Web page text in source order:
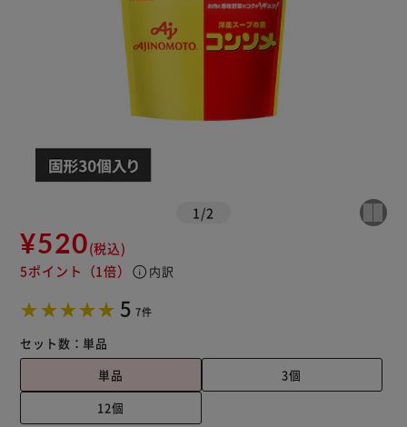
1 /2
¥520(税込)
5ポイント （1倍） info 内訳
5 7件
セット数： 単品
単品
3個
12個